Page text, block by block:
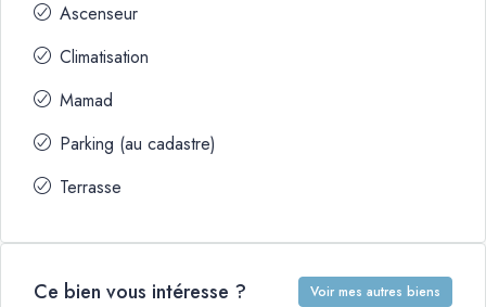
Ascenseur
Climatisation
Mamad
Parking (au cadastre)
Terrasse
Ce bien vous intéresse ? Voir mes autres biens